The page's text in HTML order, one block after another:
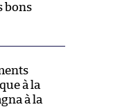
bons
à la
à la